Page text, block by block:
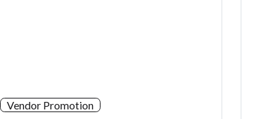
Vendor Promotion